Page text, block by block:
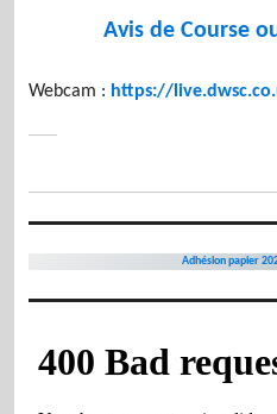
Avis de Course
Webcam : https://
Adhésion papier